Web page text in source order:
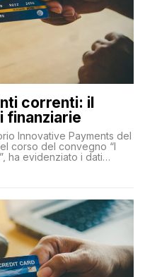
correnti: il
finanziarie
Innovative Payments del
corso del convegno “I
ha evidenziato i dati
alle